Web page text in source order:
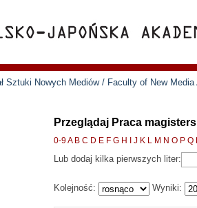
Sztuki Nowych Mediów / Faculty of New Media
Przeglądaj Praca
0-9A B C D E F G H J K L M N O P Q
Lub dodaj kilka pierwszych liter:
Kolejność: Wyniki: